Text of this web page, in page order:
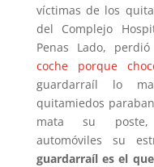
víctimas de los
del Complejo
Penas Lado,
coche porque
guardarraíl lo
quitamiedos
mata su
automóviles su
guardarraíl es el